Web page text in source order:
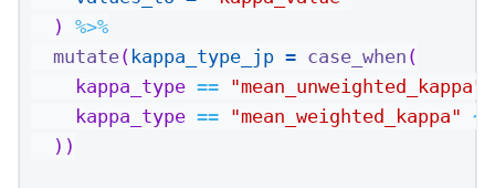
  )
%>%
mutate( kappa_type_jp = case_when (
    kappa_type
== "mean_unweighted_kappa"
    kappa_type
== "mean_weighted_kappa" ~
  ))